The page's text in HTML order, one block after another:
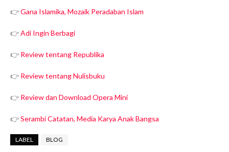
👉Gana Islamika, Mozaik Peradaban Islam
👉Adi Ingin Berbagi
👉 Review tentang Republika
👉 Review tentang Nulisbuku
👉 Review dan Download Opera Mini
👉Serambi Catatan, Media Karya Anak Bangsa
LABEL BLOG